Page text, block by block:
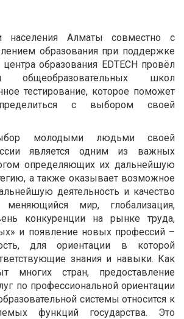
населения Алматы совместно с
образования при поддержке
образования EDTECH провёл
общеобразовательных школ
тестирование, которое поможет
с выбором своей
молодыми людьми своей
является одним из важных
определяющих их дальнейшую
а также оказывает возможное
деятельность и качество
мир, глобализация,
конкуренции на рынке труда,
и появление новых профессий –
для ориентации в которой
знания и навыки. Как
многих стран, предоставление
по профессиональной ориентации
системы относится к
функций государства. Это